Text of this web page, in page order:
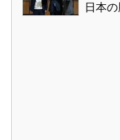
日本